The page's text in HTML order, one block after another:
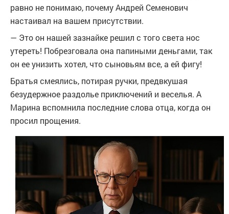
равно не понимаю, почему Андрей Семенович
настаивал на вашем присутствии.
— Это он нашей зазнайке решил с того света нос
утереть! Побрезговала она папиными деньгами, так
он ее унизить хотел, что сыновьям все, а ей фигу!
Братья смеялись, потирая ручки, предвкушая
безудержное раздолье приключений и веселья. А
Марина вспомнила последние слова отца, когда он
просил прощения.